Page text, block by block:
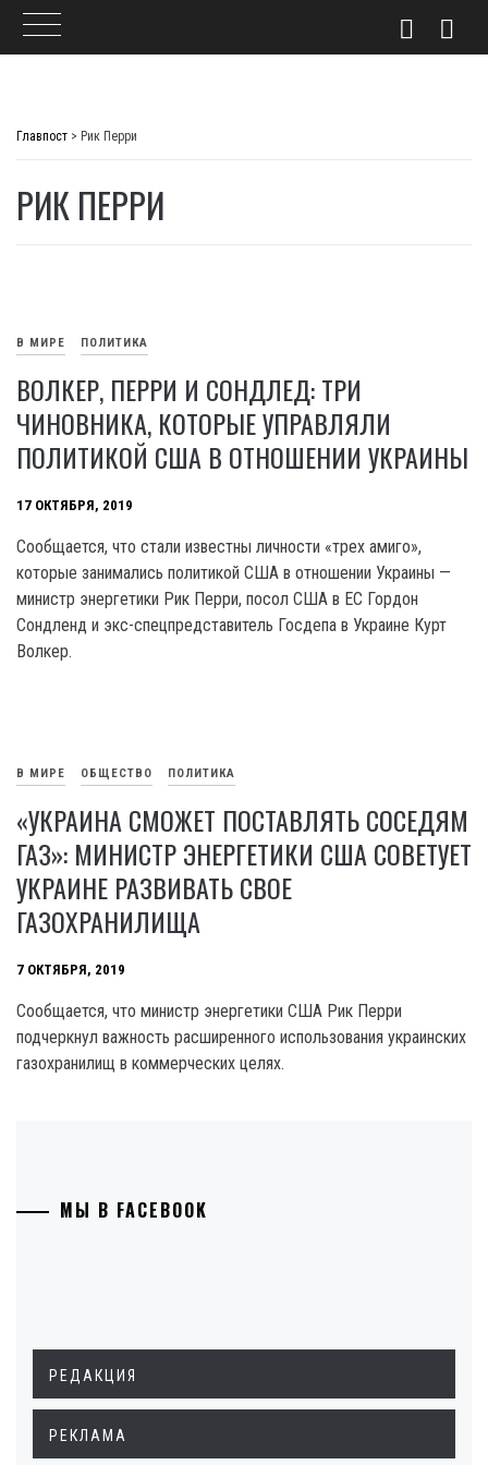
Главпост > Рик Перри
РИК ПЕРРИ
В МИРЕ ПОЛИТИКА
ВОЛКЕР, ПЕРРИ И СОНДЛЕД: ТРИ
ЧИНОВНИКА, КОТОРЫЕ УПРАВЛЯЛИ
ПОЛИТИКОЙ США В ОТНОШЕНИИ УКРАИНЫ
17 ОКТЯБРЯ, 2019
Сообщается, что стали известны личности «трех амиго»,
которые занимались политикой США в отношении Украины —
министр энергетики Рик Перри, посол США в ЕС Гордон
Сондленд и экс-спецпредставитель Госдепа в Украине Курт
Волкер.
В МИРЕ ОБЩЕСТВО ПОЛИТИКА
«УКРАИНА СМОЖЕТ ПОСТАВЛЯТЬ СОСЕДЯМ
ГАЗ»: МИНИСТР ЭНЕРГЕТИКИ США СОВЕТУЕТ
УКРАИНЕ РАЗВИВАТЬ СВОЕ
ГАЗОХРАНИЛИЩА
7 ОКТЯБРЯ, 2019
Сообщается, что министр энергетики США Рик Перри
подчеркнул важность расширенного использования украинских
газохранилищ в коммерческих целях.
МЫ В FACEBOOK
РЕДАКЦИЯ
РЕКЛАМА